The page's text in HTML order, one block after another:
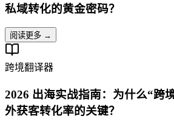
私域转化的黄金密码？
阅读更多 →
跨境翻译器
2026 出海实战指南：为什么“跨
外获客转化率的关键？